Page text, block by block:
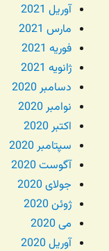
آوریل 2021
مارس 2021
فوریه 2021
ژانویه 2021
دسامبر 2020
نوامبر 2020
اکتبر 2020
سپتامبر 2020
آگوست 2020
جولای 2020
ژوئن 2020
می 2020
آوریل 2020